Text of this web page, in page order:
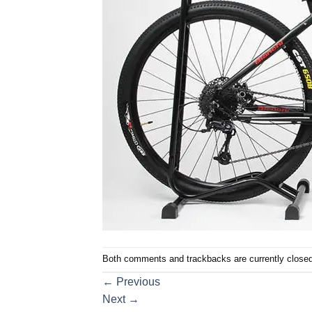
Both comments and trackbacks are currently
← Previous
Next →